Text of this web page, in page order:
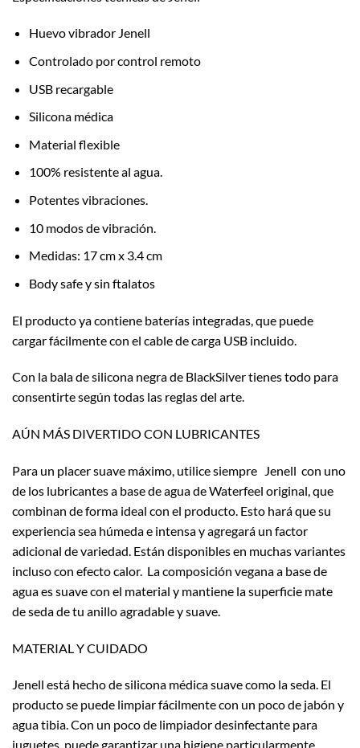
Huevo vibrador Jenell
Controlado por control remoto
USB recargable
Silicona médica
Material flexible
100% resistente al agua.
Potentes vibraciones.
10 modos de vibración.
Medidas: 17 cm x 3.4 cm
Body safe y sin ftalatos
El producto ya contiene baterías integradas, que puede
cargar fácilmente con el cable de carga USB incluido.
Con la bala de silicona negra de BlackSilver tienes todo para
consentirte según todas las reglas del arte.
AÚN MÁS DIVERTIDO CON LUBRICANTES
Para un placer suave máximo, utilice siempre Jenell con uno
de los lubricantes a base de agua de Waterfeel original, que
combinan de forma ideal con el producto. Esto hará que su
experiencia sea húmeda e intensa y agregará un factor
adicional de variedad. Están disponibles en muchas variantes
incluso con efecto calor. La composición vegana a base de
agua es suave con el material y mantiene la superficie mate
de seda de tu anillo agradable y suave.
MATERIAL Y CUIDADO
Jenell está hecho de silicona médica suave como la seda. El
producto se puede limpiar fácilmente con un poco de jabón y
agua tibia. Con un poco de limpiador desinfectante para
juguetes, puede garantizar una higiene particularmente